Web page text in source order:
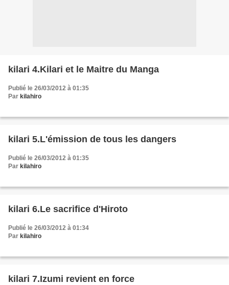
kilari 4.Kilari et le Maitre du Manga
Publié le 26/03/2012 à 01:35
Par kilahiro
kilari 5.L'émission de tous les dangers
Publié le 26/03/2012 à 01:35
Par kilahiro
kilari 6.Le sacrifice d'Hiroto
Publié le 26/03/2012 à 01:34
Par kilahiro
kilari 7.Izumi revient en force